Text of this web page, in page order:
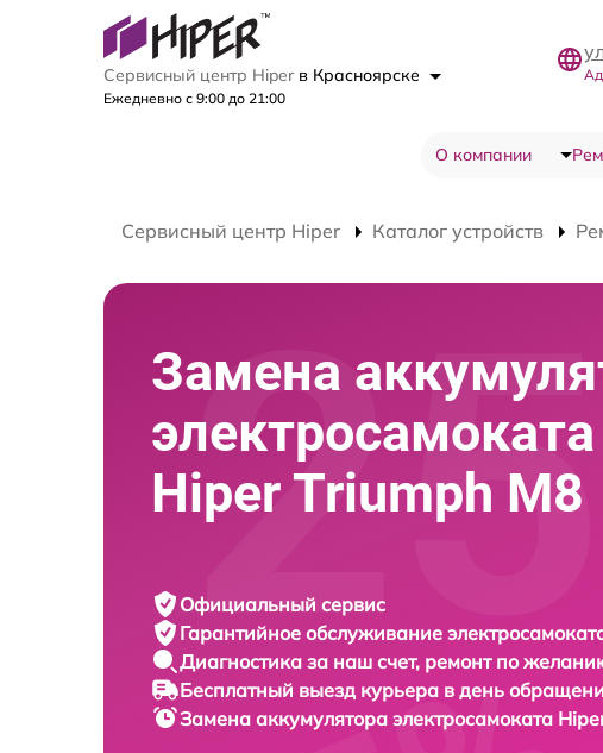
Сервисный центр Hiper в Красноярске
Ежедневно с 9:00 до 21:00
О компании
Сервисный центр Hiper Каталог устройств
Замена
электросамоката
Hiper Triumph M8
Официальный сервис
Гарантийное обслуживание
Диагностика за наш счет, ремонт по
Бесплатный выезд курьера в день
Замена аккумулятора электросамоката